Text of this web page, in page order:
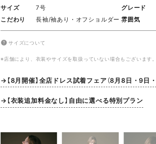
サイズ
7号 グレード
こだわり
長袖/袖あり・オフショルダー 雰囲気
サイズについて
※店舗により、衣装やサイズを取扱っていない場合もございます。
→【8月開催】全店ドレス試着フェア（8月8日・9日・
→【衣装追加料金なし】自由に選べる特別プラン